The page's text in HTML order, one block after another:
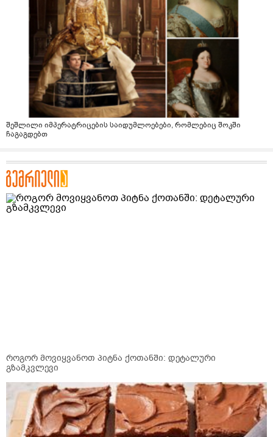
შეშლილი იმპერატრიცების საიდუმლოებები, რომლებიც შოკში
ჩაგაგდებთ
როგორ მოვიყვანოთ პიტნა ქოთანში: დეტალური
გზამკვლევი